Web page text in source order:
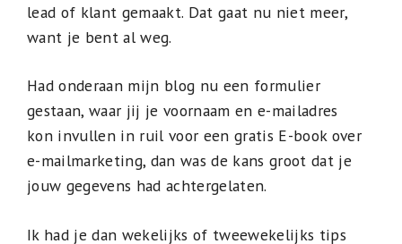
lead of klant gemaakt. Dat gaat nu niet meer,
want je bent al weg.
Had onderaan mijn blog nu een formulier
gestaan, waar jij je voornaam en e-mailadres
kon invullen in ruil voor een gratis E-book over
e-mailmarketing, dan was de kans groot dat je
jouw gegevens had achtergelaten.
Ik had je dan wekelijks of tweewekelijks tips